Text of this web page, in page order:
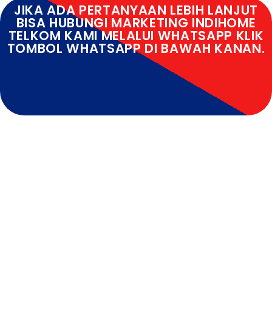
JIKA ADA PERTANYAAN LEBIH LANJUT
BISA HUBUNGI MARKETING INDIHOME
TELKOM KAMI MELALUI WHATSAPP KLIK
TOMBOL WHATSAPP DI BAWAH KANAN.